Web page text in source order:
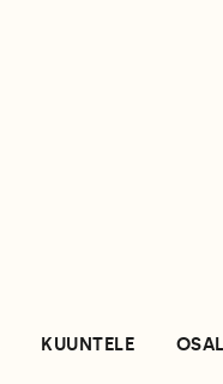
KUUNTELE